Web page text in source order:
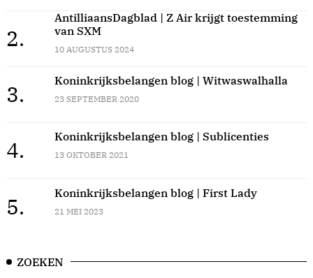
2.
AntilliaansDagblad | Z Air krijgt toestemming
van SXM
10 AUGUSTUS 2024
3.
Koninkrijksbelangen blog | Witwaswalhalla
23 SEPTEMBER 2020
4.
Koninkrijksbelangen blog | Sublicenties
13 OKTOBER 2021
5.
Koninkrijksbelangen blog | First Lady
21 MEI 2023
ZOEKEN